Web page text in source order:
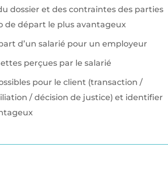
dossier et des contraintes des parties
de départ le plus avantageux
d’un salarié pour un employeur
perçues par le salarié
pour le client (transaction /
/ décision de justice) et identifier